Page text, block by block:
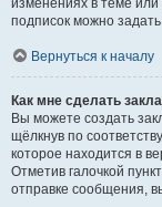
изменениях в теме
подписок можно
Вернуться к началу
Как мне сделать
Вы можете создать
щёлкнув по
которое находится в
Отметив галочкой
отправке сообщения,